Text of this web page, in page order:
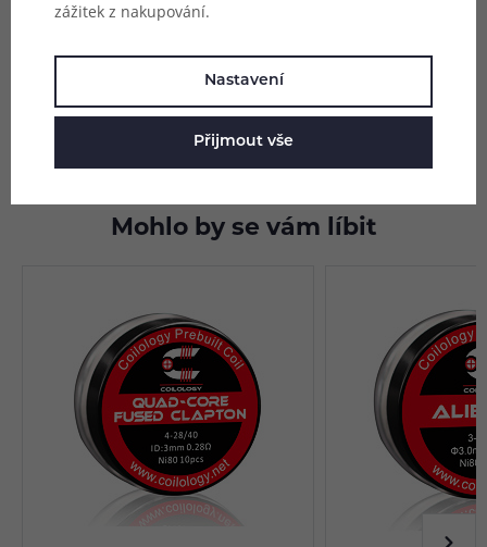
Parametry
Mohlo by se vám líbit
zážitek z nakupování.
Nastavení
Přijmout vše